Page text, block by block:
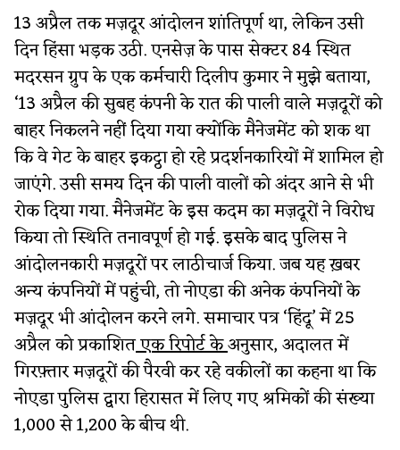
13 अप्रैल तक मज़दूर आंदोलन शांतिपूर्ण था, लेकिन उसी
दिन हिंसा भड़क उठी. एनसेज़ के पास सेक्टर 84 स्थित
मदरसन ग्रुप के एक कर्मचारी दिलीप कुमार ने मुझे बताया,
‘13 अप्रैल की सुबह कंपनी के रात की पाली वाले मज़दूरों को
बाहर निकलने नहीं दिया गया क्योंकि मैनेजमेंट को शक था
कि वे गेट के बाहर इकट्ठा हो रहे प्रदर्शनकारियों में शामिल हो
जाएंगे. उसी समय दिन की पाली वालों को अंदर आने से भी
रोक दिया गया. मैनेजमेंट के इस कदम का मज़दूरों ने विरोध
किया तो स्थिति तनावपूर्ण हो गई. इसके बाद पुलिस ने
आंदोलनकारी मज़दूरों पर लाठीचार्ज किया. जब यह ख़बर
अन्य कंपनियों में पहुंची, तो नोएडा की अनेक कंपनियों के
मज़दूर भी आंदोलन करने लगे. समाचार पत्र ‘हिंदू’ में 25
अप्रैल को प्रकाशितएक रिपोर्ट केअनुसार, अदालत में
गिरफ़्तार मज़दूरों की पैरवी कर रहे वकीलों का कहना था कि
नोएडा पुलिस द्वारा हिरासत में लिए गए श्रमिकों की संख्या
1,000 से 1,200 के बीच थी.